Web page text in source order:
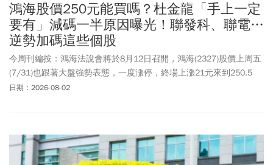
鴻海股價250元能買嗎？杜金龍「手上一定
要有」減碼一半原因曝光！聯發科、聯電…
逆勢加碼這些個股
今周刊編按：鴻海法說會將於8月12日召開，鴻海(2327)股價上周五
(7/31)也跟著大盤強勢表態，一度漲停，終場上漲21元來到250.5
元。有「股市老先覺」之稱、資深分析師杜金龍指出，過去對鴻海
萬點，上周五展開報復性反彈，大漲3186.45點，杜金龍認為，目前
盤勢比較像多頭市場中的箱型整理，而非正式轉入空頭，現階段反
日期：2026-08-02